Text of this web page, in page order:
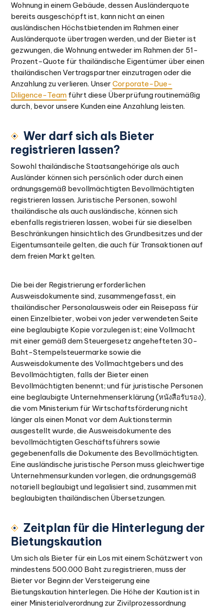
Wohnung in einem Gebäude, dessen Ausländerquote
bereits ausgeschöpft ist, kann nicht an einen
ausländischen Höchstbietenden im Rahmen einer
Ausländerquote übertragen werden, und der Bieter ist
gezwungen, die Wohnung entweder im Rahmen der 51-
Prozent-Quote für thailändische Eigentümer über einen
thailändischen Vertragspartner einzutragen oder die
Anzahlung zu verlieren. UnserCorporate-Due-
Diligence-Team führt diese Überprüfung routinemäßig
durch, bevor unsere Kunden eine Anzahlung leisten.
Wer darf sich als Bieter
registrieren lassen?
Sowohl thailändische Staatsangehörige als auch
Ausländer können sich persönlich oder durch einen
ordnungsgemäß bevollmächtigten Bevollmächtigten
registrieren lassen. Juristische Personen, sowohl
thailändische als auch ausländische, können sich
ebenfalls registrieren lassen, wobei für sie dieselben
Beschränkungen hinsichtlich des Grundbesitzes und der
Eigentumsanteile gelten, die auch für Transaktionen auf
dem freien Markt gelten.
Die bei der Registrierung erforderlichen
Ausweisdokumente sind, zusammengefasst, ein
thailändischer Personalausweis oder ein Reisepass für
einen Einzelbieter, wobei von jeder verwendeten Seite
eine beglaubigte Kopie vorzulegen ist; eine Vollmacht
mit einer gemäß dem Steuergesetz angehefteten 30-
Baht-Stempelsteuermarke sowie die
Ausweisdokumente des Vollmachtgebers und des
Bevollmächtigten, falls der Bieter einen
Bevollmächtigten benennt; und für juristische Personen
eine beglaubigte Unternehmenserklärung (หนังสือรับรอง),
die vom Ministerium für Wirtschaftsförderung nicht
länger als einen Monat vor dem Auktionstermin
ausgestellt wurde, die Ausweisdokumente des
bevollmächtigten Geschäftsführers sowie
gegebenenfalls die Dokumente des Bevollmächtigten.
Eine ausländische juristische Person muss gleichwertige
Unternehmensurkunden vorlegen, die ordnungsgemäß
notariell beglaubigt und legalisiert sind, zusammen mit
beglaubigten thailändischen Übersetzungen.
Zeitplan für die Hinterlegung der
Bietungskaution
Um sich als Bieter für ein Los mit einem Schätzwert von
mindestens 500.000 Baht zu registrieren, muss der
Bieter vor Beginn der Versteigerung eine
Bietungskaution hinterlegen. Die Höhe der Kaution ist in
einer Ministerialverordnung zur Zivilprozessordnung